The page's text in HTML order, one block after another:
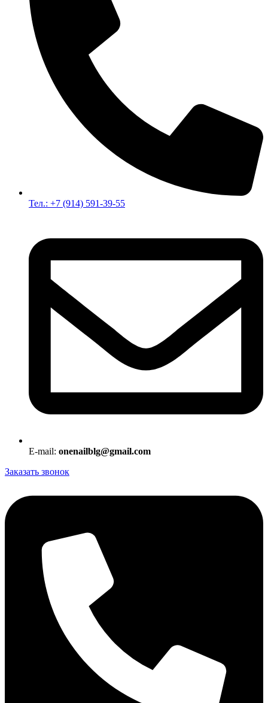
Тел.: +7 (914) 591-39-55
E-mail: onenailblg@gmail.com
Заказать звонок